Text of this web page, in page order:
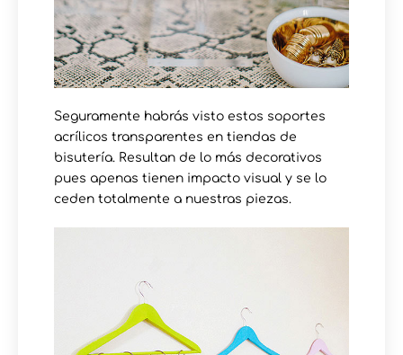
Seguramente habrás visto estos soportes
acrílicos transparentes en tiendas de
bisutería. Resultan de lo más decorativos
pues apenas tienen impacto visual y se lo
ceden totalmente a nuestras piezas.